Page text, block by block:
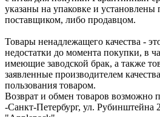
указаны на упаковке и установлены
поставщиком, либо продавцом.
Товары ненадлежащего качества -
недостатки до момента покупки, в
имеющие заводской брак, а также
заявленные производителем
пользования товаром.
Возврат и обмен товаров возможно
-Санкт-Петербург, ул. Рубинштейна